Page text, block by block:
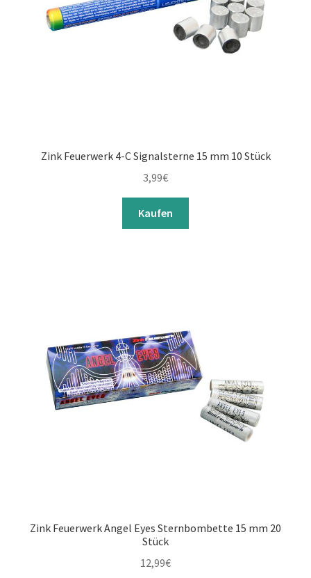
Zink Feuerwerk 4-C Signalsterne 15 mm 10 Stück
3,99€
Kaufen
Zink Feuerwerk Angel Eyes Sternbombette 15 mm 20
Stück
12,99€